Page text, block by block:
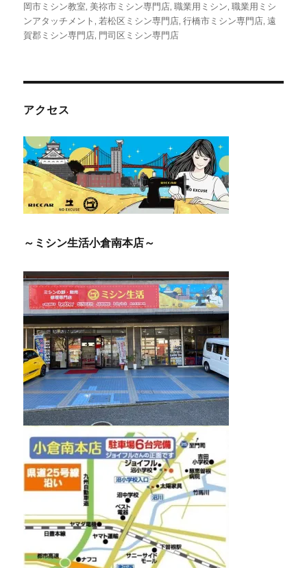
岡市ミシン教室, 美祢市ミシン専門店,職業用ミシン,職業用ミシ
ンアタッチメント , 若松区ミシン専門店,行橋市ミシン専門店,遠
賀郡ミシン専門店, 門司区ミシン専門店
アクセス
～ミシン生活小倉南本店～